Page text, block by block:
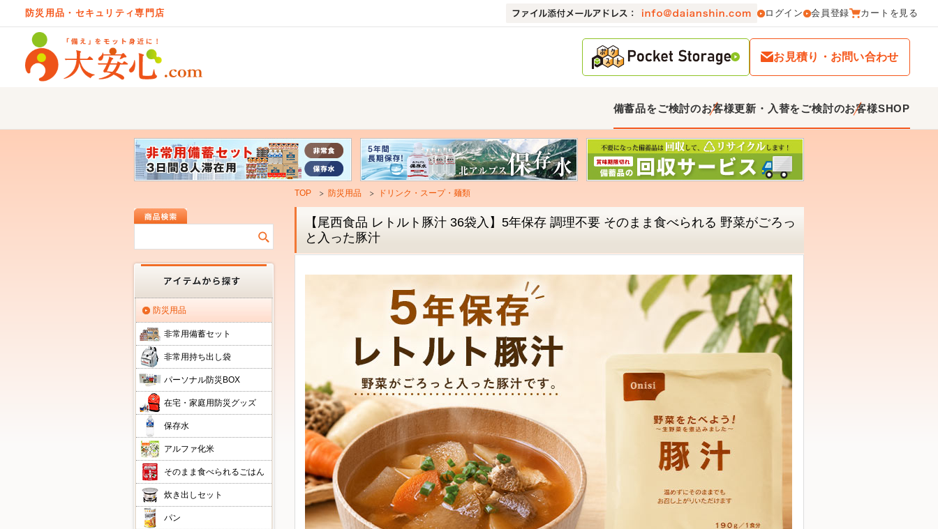
防災用品・セキュリティ専門店 ログイン 会員登録 カートを見る
お見積り・お問い合わせ
備蓄品をご検討のお客様更新・入替をご検討のお客様SHOP
TOP 防災用品 ドリンク・スープ・麺類
【尾西食品 レトルト豚汁 36袋入】5年保存 調理不要 そのまま食べられる 野菜がごろっ
と入った豚汁
防災用品
非常用備蓄セット
非常用持ち出し袋
パーソナル防災BOX
在宅・家庭用防災グッズ
保存水
アルファ化米
そのまま食べられるごはん
炊き出しセット
パン